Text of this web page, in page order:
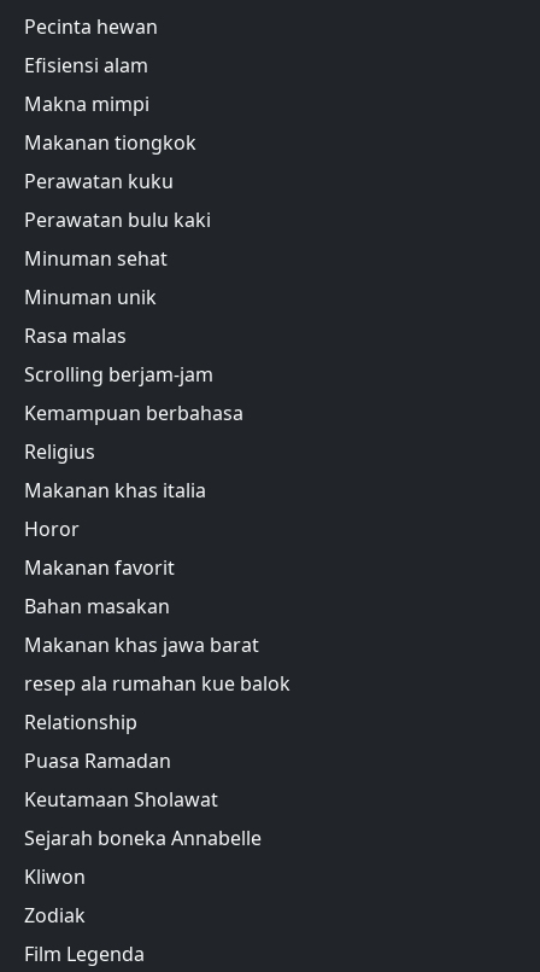
Pecinta hewan
Efisiensi alam
Makna mimpi
Makanan tiongkok
Perawatan kuku
Perawatan bulu kaki
Minuman sehat
Minuman unik
Rasa malas
Scrolling berjam-jam
Kemampuan berbahasa
Religius
Makanan khas italia
Horor
Makanan favorit
Bahan masakan
Makanan khas jawa barat
resep ala rumahan kue balok
Relationship
Puasa Ramadan
Keutamaan Sholawat
Sejarah boneka Annabelle
Kliwon
Zodiak
Film Legenda